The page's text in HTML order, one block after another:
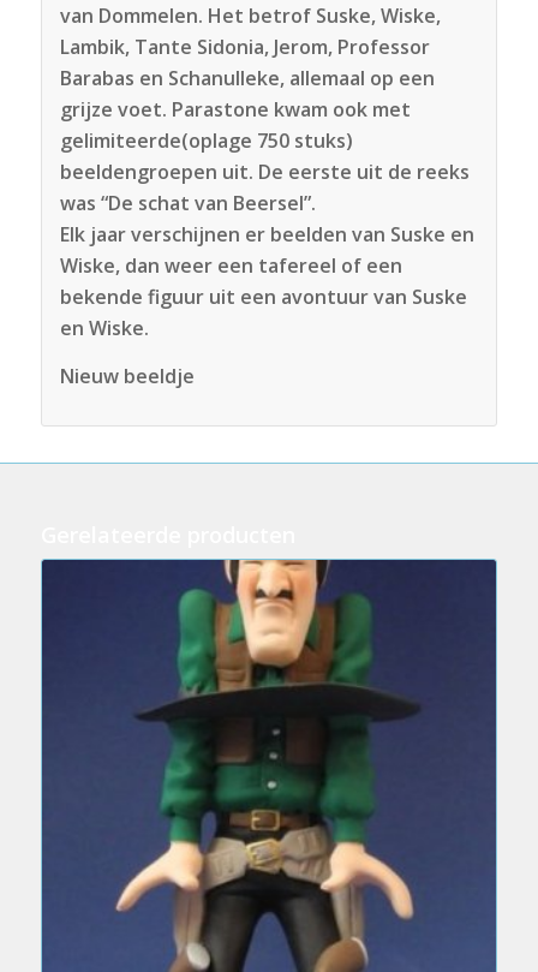
van Dommelen. Het betrof Suske, Wiske,
Lambik, Tante Sidonia, Jerom, Professor
Barabas en Schanulleke, allemaal op een
grijze voet. Parastone kwam ook met
gelimiteerde(oplage 750 stuks)
beeldengroepen uit. De eerste uit de reeks
was “De schat van Beersel”.
Elk jaar verschijnen er beelden van Suske en
Wiske, dan weer een tafereel of een
bekende figuur uit een avontuur van Suske
en Wiske.
Nieuw beeldje